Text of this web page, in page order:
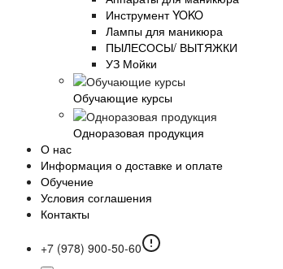
Инструмент YOKO
Лампы для маникюра
ПЫЛЕСОСЫ/ ВЫТЯЖКИ
УЗ Мойки
Обучающие курсы
Одноразовая продукция
О нас
Информация о доставке и оплате
Обучение
Условия соглашения
Контакты
+7 (978) 900-50-60